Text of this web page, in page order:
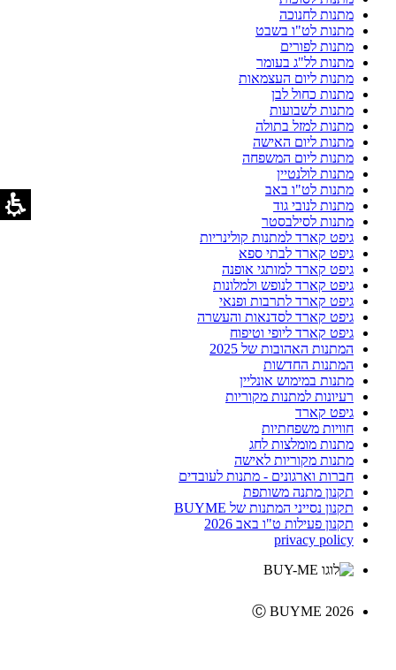
מתנות לחנוכה
מתנות לט"ו בשבט
מתנות לפורים
מתנות לל"ג בעומר
מתנות ליום העצמאות
מתנות כחול לבן
מתנות לשבועות
מתנות למזל בתולה
מתנות ליום האישה
מתנות ליום המשפחה
מתנות לולנטיין
מתנות לט"ו באב
מתנות לנובי גוד
מתנות לסילבסטר
גיפט קארד למתנות קולינריות
גיפט קארד לבתי ספא
גיפט קארד למותגי אופנה
גיפט קארד לנופש ולמלונות
גיפט קארד לתרבות ופנאי
גיפט קארד לסדנאות והעשרה
גיפט קארד ליופי וטיפוח
המתנות האהובות של 2025
המתנות החדשות
מתנות במימוש אונליין
רעיונות למתנות מקוריות
גיפט קארד
חוויות משפחתיות
מתנות מומלצות לחג
מתנות מקוריות לאישה
חברות וארגונים - מתנות לעובדים
תקנון מתנה משותפת
תקנון נסייני המתנות של BUYME
תקנון פעילות ט"ו באב 2026
privacy policy
Ⓒ BUYME 2026